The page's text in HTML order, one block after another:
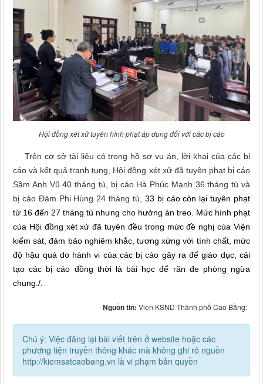
Hội đồng xét xử tuyên hình phạt áp dụng đối với các bị cáo
Trên cơ sở tài liệu có trong hồ sơ vụ án, lời khai của các bị
cáo và kết quả tranh tụng, Hội đồng xét xử đã tuyên phạt bị cáo
Sầm Anh Vũ 40 tháng tù, bị cáo Hà Phúc Mạnh 36 tháng tù và
bị cáo Đàm Phi Hùng 24 tháng tù, 33 bị cáo còn lại tuyên phạt
từ 16 đến 27 tháng tù nhưng cho hưởng án treo. Mức hình phạt
của Hội đồng xét xử đã tuyên đều trong mức đề nghị của Viện
kiểm sát, đảm bảo nghiêm khắc, tương xứng với tính chất, mức
độ hậu quả do hành vi của các bị cáo gây ra để giáo dục, cải
tạo các bị cáo đồng thời là bài học để răn đe phòng ngừa
chung./.
Nguồn tin: Viện KSND Thành phố Cao Bằng:
Chú ý: Việc đăng lại bài viết trên ở website hoặc các
phương tiện truyền thông khác mà không ghi rõ nguồn
http://kiemsatcaobang.vn là vi phạm bản quyền